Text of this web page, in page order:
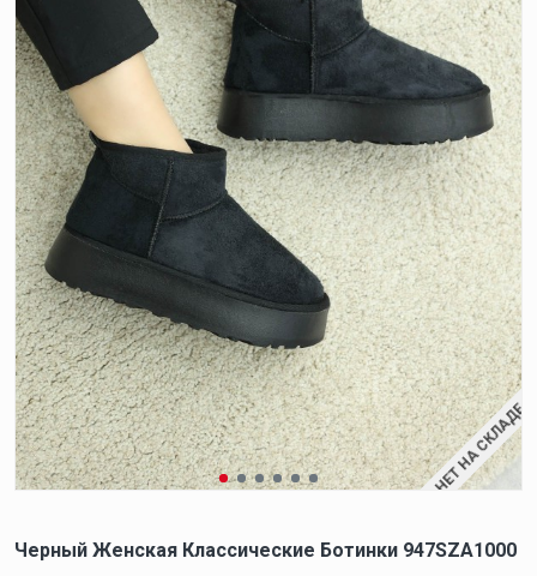
НЕТ НА СКЛАДЕ
Черный Женская Классические Ботинки 947SZA1000